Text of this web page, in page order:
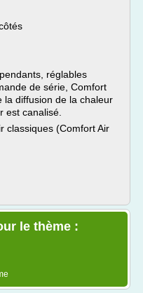
réglables
de série, Comfort
diffusion de la chaleur
est canalisé.
classiques (Comfort Air
le thème :